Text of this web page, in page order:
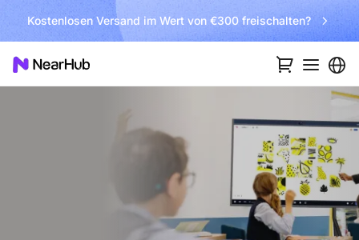
Kostenlosen Versand im Wert von €300 freischalten?